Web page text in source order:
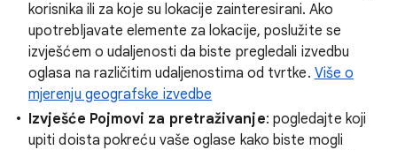
korisnika ili za koje su lokacije zainteresirani. Ako
upotrebljavate elemente za lokacije, poslužite se
izvješćem o udaljenosti da biste pregledali izvedbu
oglasa na različitim udaljenostima od tvrtke. Više o
mjerenju geografske izvedbe
Izvješće Pojmovi za pretraživanje: pogledajte koji
upiti doista pokreću vaše oglase kako biste mogli